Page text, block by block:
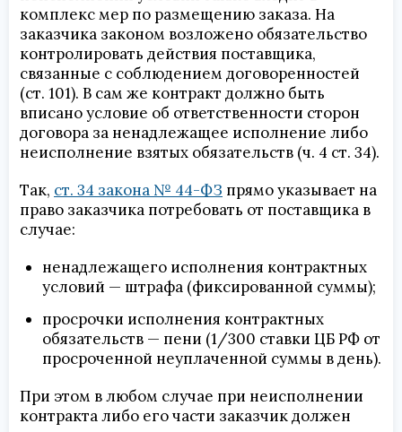
комплекс мер по размещению заказа. На
заказчика законом возложено обязательство
контролировать действия поставщика,
связанные с соблюдением договоренностей
(ст. 101). В сам же контракт должно быть
вписано условие об ответственности сторон
договора за ненадлежащее исполнение либо
неисполнение взятых обязательств (ч. 4 ст. 34).
Так, ст. 34 закона № 44-ФЗ прямо указывает на
право заказчика потребовать от поставщика в
случае:
ненадлежащего исполнения контрактных
условий — штрафа (фиксированной суммы);
просрочки исполнения контрактных
обязательств — пени (1/300 ставки ЦБ РФ от
просроченной неуплаченной суммы в день).
При этом в любом случае при неисполнении
контракта либо его части заказчик должен